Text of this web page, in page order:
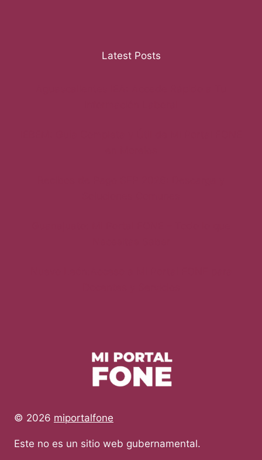
Latest Posts
© 2026 miportalfone
Este no es un sitio web gubernamental.